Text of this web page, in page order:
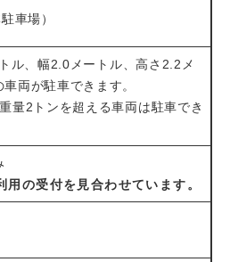
車場）
ル、幅2.0メートル、高さ2.2メ
両が駐車できます。
量2トンを超える車両は駐車でき
用の受付を見合わせています。